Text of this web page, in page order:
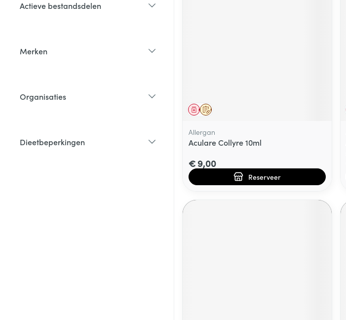
Actieve bestandsdelen
Merken
Organisaties
Dieetbeperkingen
Op voorschrift
Geneesmiddel
Allergan
Aculare Collyre 10ml
€ 9,00
Reserveer